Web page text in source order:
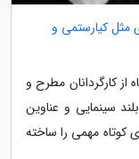
مثل کیارستمی و
به معرفی 24 فیلم کوتاه از کارگردانان مطرح و
سینمایی و عناوین
کوتاه مهمی را ساخته